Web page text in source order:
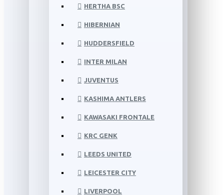
HERTHA BSC
HIBERNIAN
HUDDERSFIELD
INTER MILAN
JUVENTUS
KASHIMA ANTLERS
KAWASAKI FRONTALE
KRC GENK
LEEDS UNITED
LEICESTER CITY
LIVERPOOL